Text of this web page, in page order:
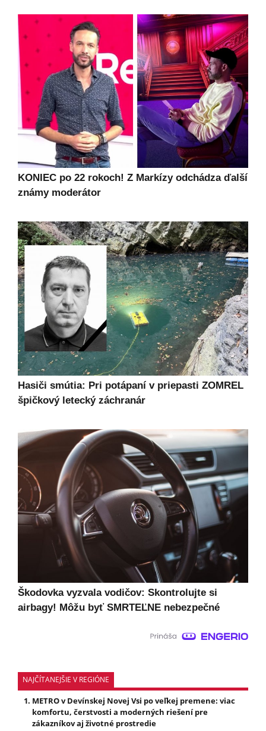
KONIEC po 22 rokoch! Z Markízy odchádza ďalší
známy moderátor
Hasiči smútia: Pri potápaní v priepasti ZOMREL
špičkový letecký záchranár
Škodovka vyzvala vodičov: Skontrolujte si
airbagy! Môžu byť SMRTEĽNE nebezpečné
NAJČÍTANEJŠIE V REGIÓNE
METRO v Devínskej Novej Vsi po veľkej premene: viac
komfortu, čerstvosti a moderných riešení pre
zákazníkov aj životné prostredie